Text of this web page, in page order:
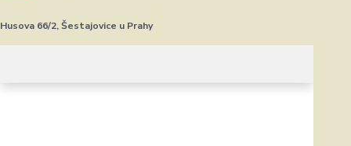
Husova 66/2, Šestajovice u Prahy